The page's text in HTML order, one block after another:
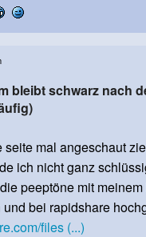
bleibt schwarz nach
seite mal angeschaut
ich nicht ganz
peeptöne mit
bei rapidshare
files (...)